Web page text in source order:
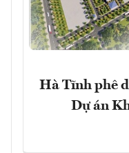
Hà Tĩnh phê
Dự án